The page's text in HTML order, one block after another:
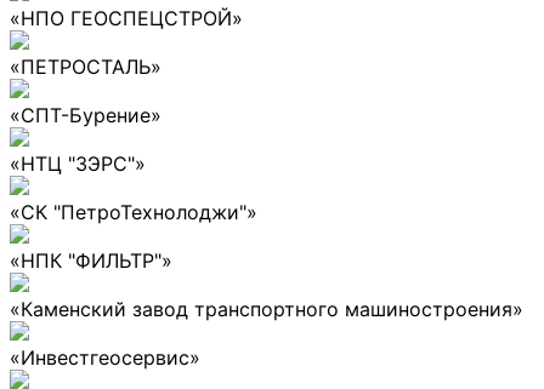
«НПО ГЕОСПЕЦСТРОЙ»
«ПЕТРОСТАЛЬ»
«СПТ-Бурение»
«НТЦ "ЗЭРС"»
«СК "ПетроТехнолоджи"»
«НПК "ФИЛЬТР"»
«Каменский завод транспортного машиностроения»
«Инвестгеосервис»